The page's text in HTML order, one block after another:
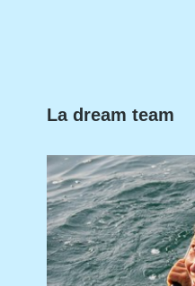
La dream team
Eric